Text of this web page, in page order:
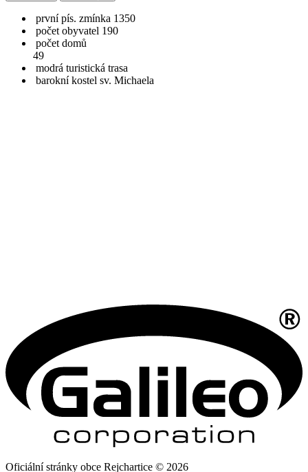
první pís. zmínka 1350
počet obyvatel 190
počet domů
49
modrá turistická trasa
barokní kostel sv. Michaela
Oficiální stránky obce Rejchartice © 2026